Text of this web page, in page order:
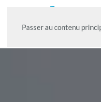
Passer au contenu